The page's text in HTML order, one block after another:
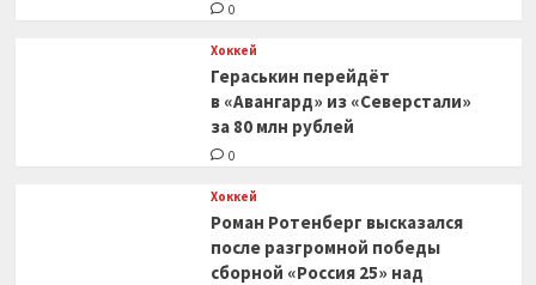
0
Хоккей
Гераськин перейдёт
в «Авангард» из «Северстали»
за 80 млн рублей
0
Хоккей
Роман Ротенберг высказался
после разгромной победы
сборной «Россия 25» над